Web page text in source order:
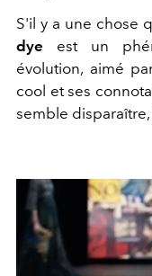
S'il y a une chose
dye est un
évolution, aimé
cool et ses
semble